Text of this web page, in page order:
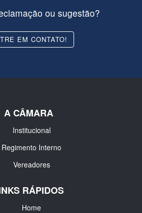
ou sugestão?
EM CONTATO!
A CÂMARA
Institucional
Regimento Interno
Vereadores
RÁPIDOS
Home